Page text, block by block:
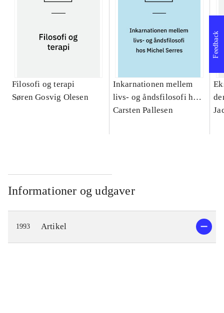
Filosofi og terapi
Søren Gosvig Olesen
Inkarnationen mellem
livs- og åndsfilosofi hos
Michel Serres : et
Carsten Pallesen
Informationer og udgaver
1993 Artikel
Feedback